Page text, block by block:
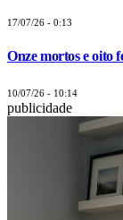
17/07/26 - 0:13
Onze mortos e oito
10/07/26 - 10:14
publicidade